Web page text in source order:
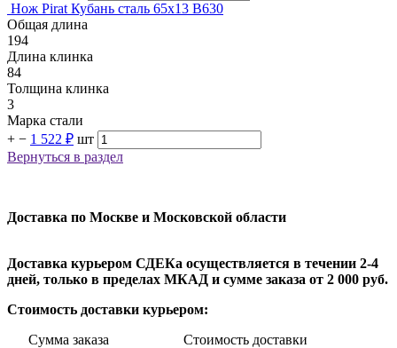
Нож Pirat Кубань сталь 65х13 B630
Общая длина
194
Длина клинка
84
Толщина клинка
3
Марка стали
+ − 1 522 ₽ шт
Вернуться в раздел
Доставка по Москве и Московской области
Доставка курьером СДЕКа осуществляется в течении 2-4
дней, только в пределах МКАД и сумме заказа от 2 000 руб.
Стоимость доставки курьером:
Сумма заказа Стоимость доставки